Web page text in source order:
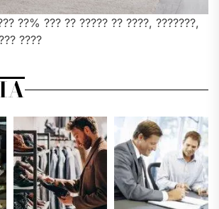
??% ??? ?? ????? ?? ????, ???????,
????